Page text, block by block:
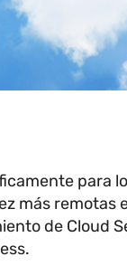
para
más remotas
de Cloud